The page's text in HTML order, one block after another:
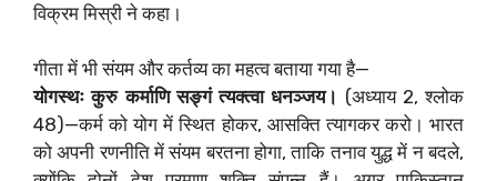
विक्रम मिस्री ने कहा।
गीता में भी संयम और कर्तव्य का महत्व बताया गया है—
योगस्थः कुरु कर्माणि सङ्गं त्यक्त्वा धनञ्जय। (अध्याय 2, श्लोक
48)—कर्म को योग में स्थित होकर, आसक्ति त्यागकर करो। भारत
को अपनी रणनीति में संयम बरतना होगा, ताकि तनाव युद्ध में न बदले,